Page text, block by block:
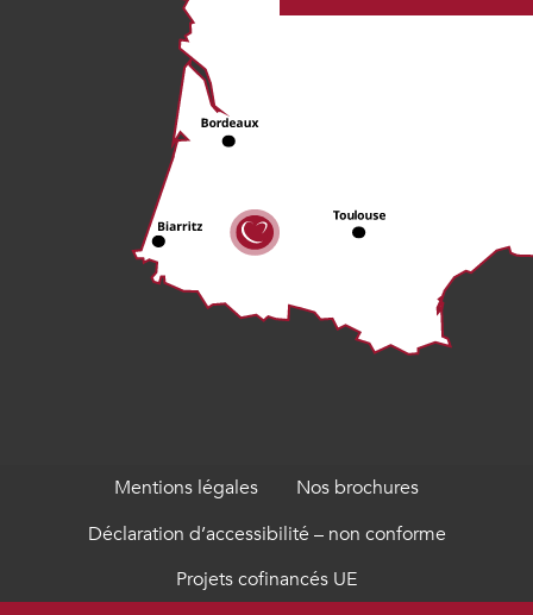
Mentions légales
Nos brochures
Déclaration d’accessibilité – non conforme
Projets cofinancés UE